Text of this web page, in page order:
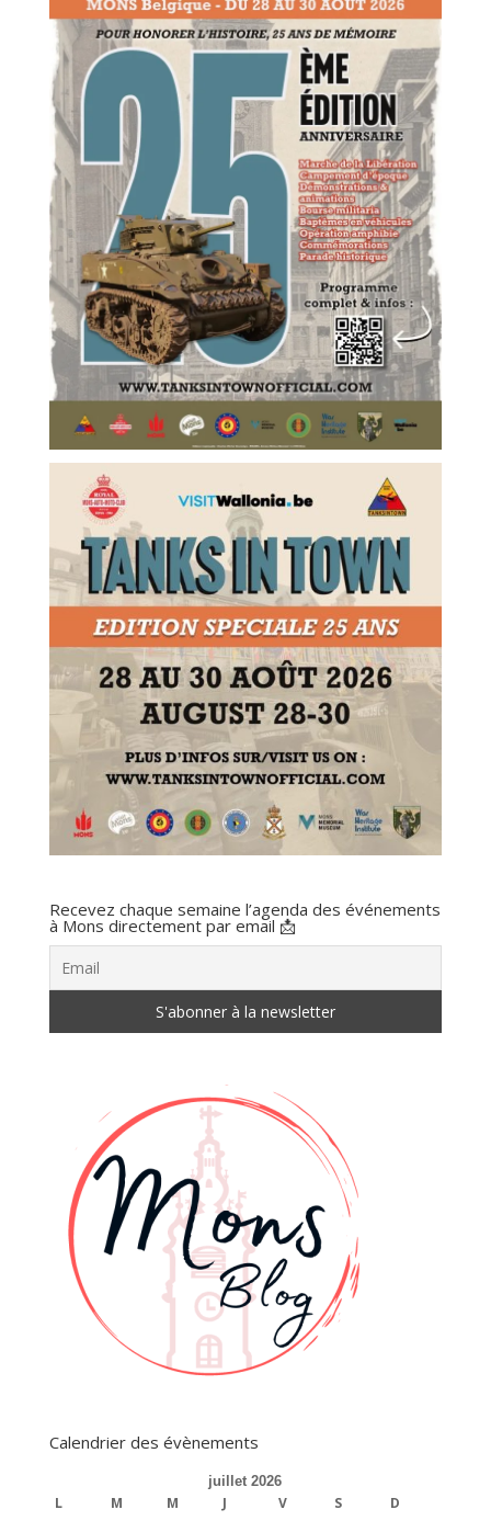
Recevez chaque semaine l’agenda des événements
à Mons directement par email 📩
Calendrier des évènements
juillet 2026
L M M J V S
D